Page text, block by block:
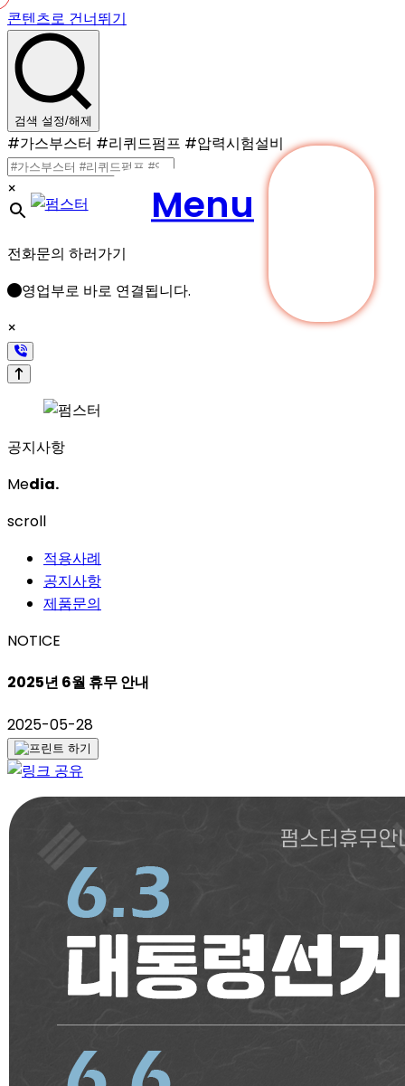
콘텐츠로 건너뛰기
Menu
검색 설정/해제
#가스부스터 #리퀴드펌프 #압력시험설비
×
전화문의 하러가기
영업부로 바로 연결됩니다.
×
공지사항
Media.
scroll
적용사례
공지사항
제품문의
NOTICE
2025년 6월 휴무 안내
2025-05-28